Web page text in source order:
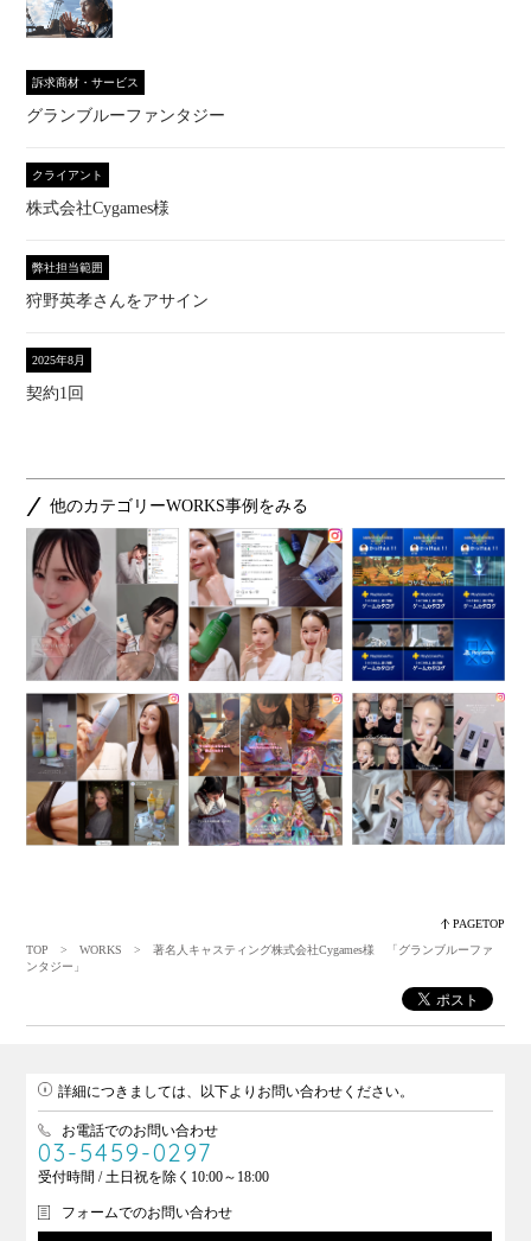
訴求商材・サービス
グランブルーファンタジー
クライアント
株式会社Cygames様
弊社担当範囲
狩野英孝さんをアサイン
2025年8月
契約1回
他のカテゴリーWORKS事例をみる
PAGETOP
TOP
>WORKS
> 著名人キャスティング株式会社Cygames様 「グランブルーファ
ンタジー」
詳細につきましては、以下よりお問い合わせください。
お電話でのお問い合わせ
03-5459-0297
受付時間 / 土日祝を除く10:00～18:00
フォームでのお問い合わせ